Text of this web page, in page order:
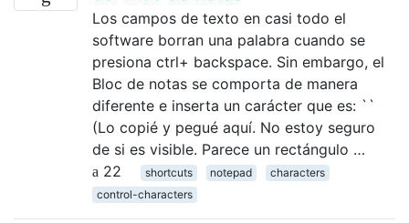
Los campos de texto en casi todo el
software borran una palabra cuando se
presiona ctrl+ backspace. Sin embargo, el
Bloc de notas se comporta de manera
diferente e inserta un carácter que es: ``
(Lo copié y pegué aquí. No estoy seguro
de si es visible. Parece un rectángulo …
22
shortcuts notepad
characters
control-characters